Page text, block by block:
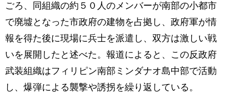
ごろ、同組織の約５０人のメンバーが南部の小都市
で廃墟となった市政府の建物を占拠し、政府軍が情
報を得た後に現場に兵士を派遣し、双方は激しい戦
いを展開したと述べた。報道によると、この反政府
武装組織はフィリピン南部ミンダナオ島中部で活動
し、爆弾による襲撃や誘拐を繰り返している。